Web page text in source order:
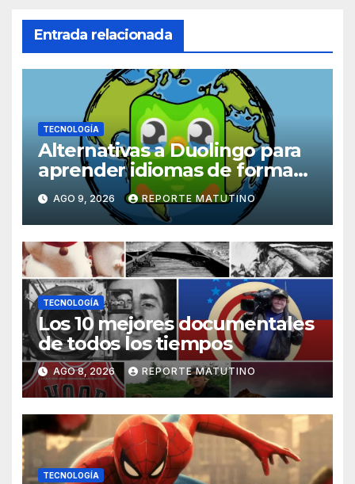
Entrada relacionada
TECNOLOGÍA
Alternativas a Duolingo para
aprender idiomas de forma
práctica, inmersiva y divertida
AGO 9, 2026 REPORTE MATUTINO
TECNOLOGÍA
Los 10 mejores documentales
de todos los tiempos
AGO 8, 2026 REPORTE MATUTINO
TECNOLOGÍA